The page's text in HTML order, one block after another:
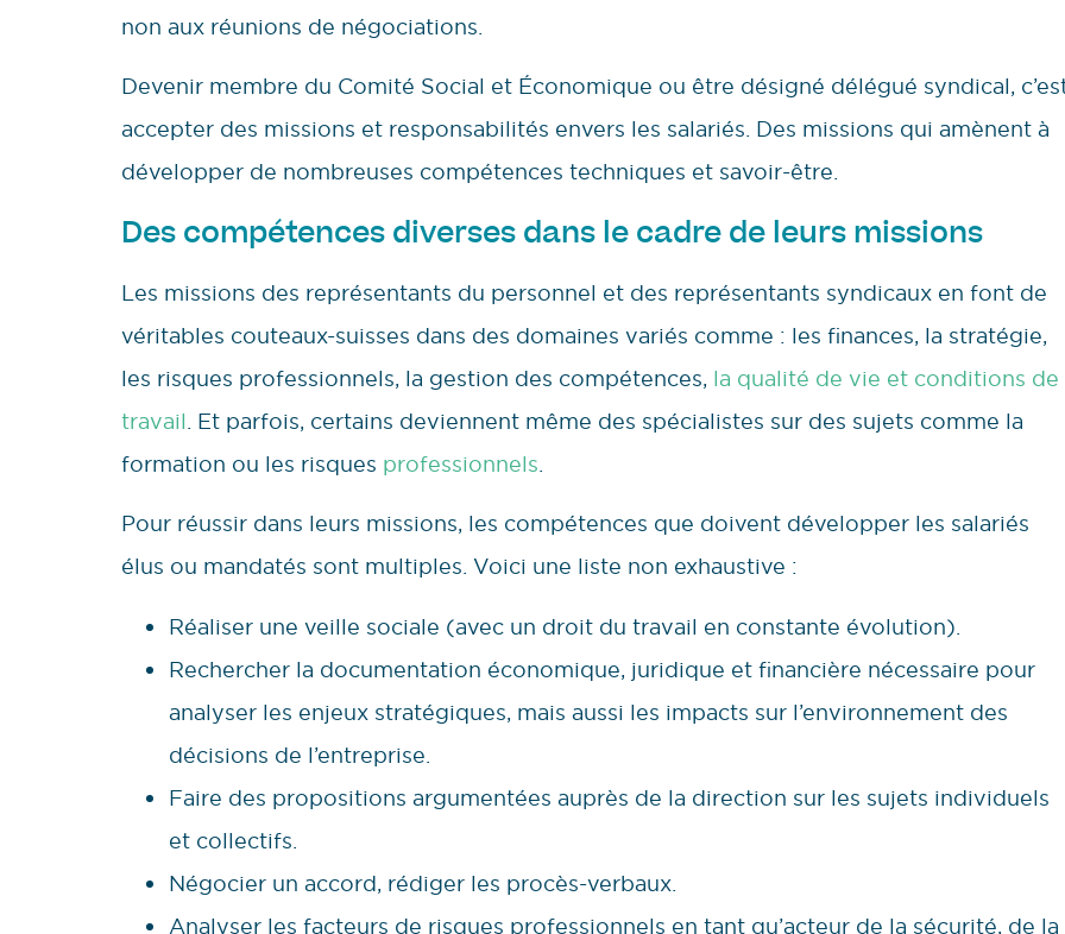
non aux réunions de négociations.
Devenir membre du Comité Social et Économique ou être désigné délégué syndical,
accepter des missions et responsabilités envers les salariés. Des missions qui amènent à
développer de nombreuses compétences techniques et savoir-être.
Des compétences diverses dans le cadre de leurs missions
Les missions des représentants du personnel et des représentants syndicaux en font de
véritables couteaux-suisses dans des domaines variés comme : les finances, la stratégie,
les risques professionnels, la gestion des compétences, la qualité de vie et conditions de
travail. Et parfois, certains deviennent même des spécialistes sur des sujets comme la
formation ou les risques professionnels.
Pour réussir dans leurs missions, les compétences que doivent développer les salariés
élus ou mandatés sont multiples. Voici une liste non exhaustive :
Réaliser une veille sociale (avec un droit du travail en constante évolution).
Rechercher la documentation économique, juridique et financière nécessaire pour
analyser les enjeux stratégiques, mais aussi les impacts sur l’environnement des
décisions de l’entreprise.
Faire des propositions argumentées auprès de la direction sur les sujets individuels
et collectifs.
Négocier un accord, rédiger les procès-verbaux.
Analyser les facteurs de risques professionnels en tant qu’acteur de la sécurité, de la